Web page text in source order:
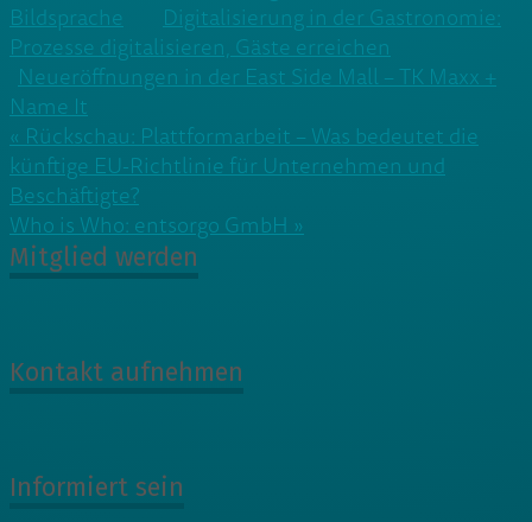
Bildsprache
Digitalisierung in der Gastronomie:
Prozesse digitalisieren, Gäste erreichen
Neueröffnungen in der East Side Mall – TK Maxx +
Name It
Beitragsnavigation
« Rückschau: Plattformarbeit – Was bedeutet die
künftige EU-Richtlinie für Unternehmen und
Beschäftigte?
Who is Who: entsorgo GmbH »
Mitglied werden
Kontakt aufnehmen
Informiert sein